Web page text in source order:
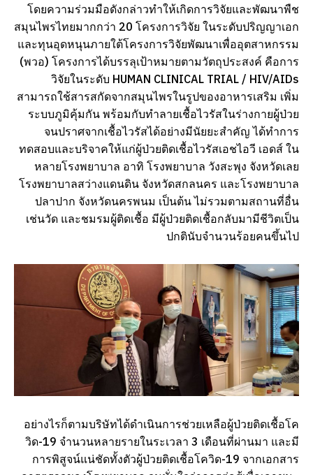
โดยความร่วมมือดังกล่าวทำให้เกิดการวิจัยและพัฒนาพืช
สมุนไพรไทยมากกว่า 20 โครงการวิจัย ในระดับปริญญาเอก
และทุนอุดหนุนภายใต้โครงการวิจัยพัฒนาเพื่ออุตสาหกรรม
(พวอ) โครงการได้บรรลุเป้าหมายตามวัตถุประสงค์ คือการ
วิจัยในระดับ HUMAN CLINICAL TRIAL / HIV/AIDs
สามารถใช้สารสกัดจากสมุนไพรในรูปของอาหารเสริม เพิ่ม
ระบบภูมิคุ้มกัน พร้อมกับทำลายเชื้อไวรัสในร่างกายผู้ป่วย
จนปราศจากเชื้อไวรัสได้อย่างมีนัยยะสำคัญ ได้ทำการ
ทดสอบและบริจาคให้แก่ผู้ป่วยติดเชื้อไวรัสเอชไอวี เอดส์ ใน
หลายโรงพยาบาล อาทิ โรงพยาบาล วังสะพุง จังหวัดเลย
โรงพยาบาลสว่างแดนดิน จังหวัดสกลนคร และโรงพยาบาล
ปลาปาก จังหวัดนครพนม เป็นต้น ไม่รวมตามสถานที่อื่น
เช่นวัด และชมรมผู้ติดเชื้อ มีผู้ป่วยติดเชื้อกลับมามีชีวิตเป็น
ปกตินับจำนวนร้อยคนขึ้นไป
อย่างไรก็ตามบริษัทได้ดำเนินการช่วยเหลือผู้ป่วยติดเชื้อโค
วิด-19 จำนวนหลายรายในระเวลา 3 เดือนที่ผ่านมา และมี
การพิสูจน์แน่ชัดทั้งตัวผู้ป่วยติดเชื้อโควิด-19 จากเอกสาร